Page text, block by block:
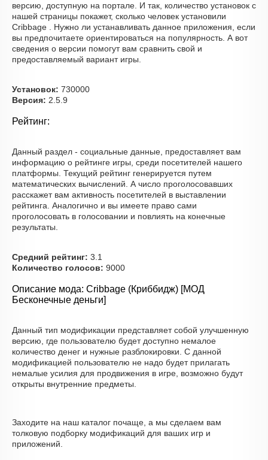
версию, доступную на портале. И так, количество установок с
нашей страницы покажет, сколько человек установили
Cribbage . Нужно ли устанавливать данное приложения, если
вы предпочитаете ориентироваться на популярность. А вот
сведения о версии помогут вам сравнить свой и
предоставляемый вариант игры.
Установок: 730000
Версия: 2.5.9
Рейтинг:
Данный раздел - социальные данные, предоставляет вам
информацию о рейтинге игры, среди посетителей нашего
платформы. Текущий рейтинг генерируется путем
математических вычислений. А число проголосовавших
расскажет вам активность посетителей в выставлении
рейтинга. Аналогично и вы имеете право сами
проголосовать в голосовании и повлиять на конечные
результаты.
Средний рейтинг: 3.1
Количество голосов: 9000
Описание мода: Cribbage (Криббидж) [МОД
Бесконечные деньги]
Данный тип модификации представляет собой улучшенную
версию, где пользователю будет доступно немалое
количество денег и нужные разблокировки. С данной
модификацией пользователю не надо будет прилагать
немалые усилия для продвижения в игре, возможно будут
открыты внутренние предметы.
Заходите на наш каталог почаще, а мы сделаем вам
толковую подборку модификаций для ваших игр и
приложений.